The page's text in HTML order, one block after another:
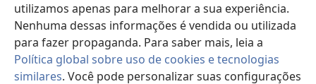
utilizamos apenas para melhorar a sua experiência.
Nenhuma dessas informações é vendida ou utilizada
para fazer propaganda. Para saber mais, leia a
Política global sobre uso de cookies e tecnologias
similares. Você pode personalizar suas configurações
Watchtower Library